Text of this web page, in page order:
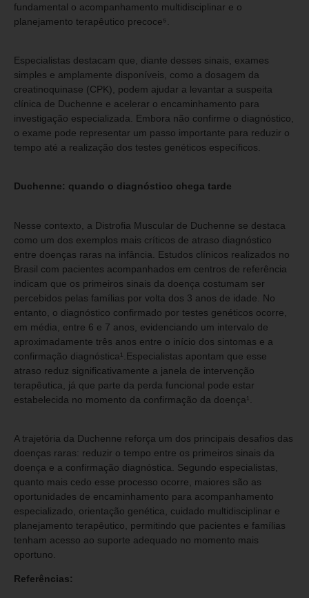
fundamental o acompanhamento multidisciplinar e o
planejamento terapêutico precoce⁵.
Especialistas destacam que, diante desses sinais, exames
simples e amplamente disponíveis, como a dosagem da
creatinoquinase (CPK), podem ajudar a levantar a suspeita
clínica de Duchenne e acelerar o encaminhamento para
investigação especializada. Embora não confirme o diagnóstico,
o exame pode representar um passo importante para reduzir o
tempo até a realização dos testes genéticos específicos.
Duchenne: quando o diagnóstico chega tarde
Nesse contexto, a Distrofia Muscular de Duchenne se destaca
como um dos exemplos mais críticos de atraso diagnóstico
entre doenças raras na infância. Estudos clínicos realizados no
Brasil com pacientes acompanhados em centros de referência
indicam que os primeiros sinais da doença costumam ser
percebidos pelas famílias por volta dos 3 anos de idade. No
entanto, o diagnóstico confirmado por testes genéticos ocorre,
em média, entre 6 e 7 anos, evidenciando um intervalo de
aproximadamente três anos entre o início dos sintomas e a
confirmação diagnóstica¹.Especialistas apontam que esse
atraso reduz significativamente a janela de intervenção
terapêutica, já que parte da perda funcional pode estar
estabelecida no momento da confirmação da doença¹.
A trajetória da Duchenne reforça um dos principais desafios das
doenças raras: reduzir o tempo entre os primeiros sinais da
doença e a confirmação diagnóstica. Segundo especialistas,
quanto mais cedo esse processo ocorre, maiores são as
oportunidades de encaminhamento para acompanhamento
especializado, orientação genética, cuidado multidisciplinar e
planejamento terapêutico, permitindo que pacientes e famílias
tenham acesso ao suporte adequado no momento mais
oportuno.
Referências: